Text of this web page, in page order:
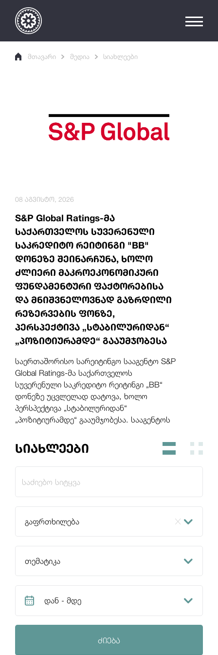
მთავარი მედია სიახლეები
08 აგვისტო, 2026
S&P Global Ratings-მა
საქართველოს სუვერენული
საკრედიტო რეიტინგი "BB"
დონეზე შეინარჩუნა, ხოლო
ძლიერი მაკროეკონომიკური
ფუნდამენტური ფაქტორებისა
და მნიშვნელოვნად გაზრდილი
რეზერვების ფონზე,
პერსპექტივა „სტაბილურიდან“
„პოზიტიურამდე“ გააუმჯობესა
საერთაშორისო სარეიტინგო სააგენტო S&P
Global Ratings-მა საქართველოს
სუვერენული საკრედიტო რეიტინგი „BB“
დონეზე უცვლელად დატოვა, ხოლო
პერსპექტივა „სტაბილურიდან“
„პოზიტიურამდე“ გააუმჯობესა. სააგენტოს
სიახლეები
გაფრთხილება
თემატიკა
დან - მდე
ძიება
სიახლე
გაფრთხილება
წლიური შეხვედრები